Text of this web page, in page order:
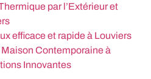
par l’Extérieur et
efficace et rapide à Louviers
Contemporaine à
Innovantes